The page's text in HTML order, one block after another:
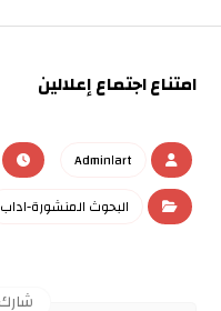
امتناع اجتماع إعلالين
Admin١art
البحوث المنشورة-اداب